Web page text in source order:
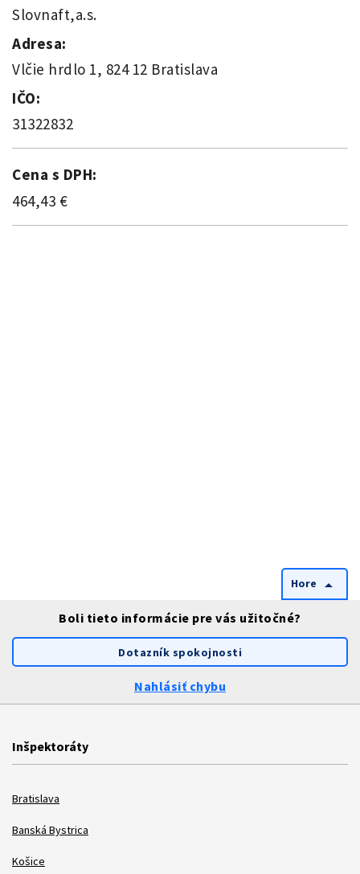
Slovnaft,a.s.
Adresa:
Vlčie hrdlo 1, 824 12 Bratislava
IČO:
31322832
Cena s DPH:
464,43 €
Hore arrow_drop_up
Boli tieto informácie pre vás užitočné?
Dotazník spokojnosti
Nahlásiť chybu
Inšpektoráty
Bratislava
Banská Bystrica
Košice